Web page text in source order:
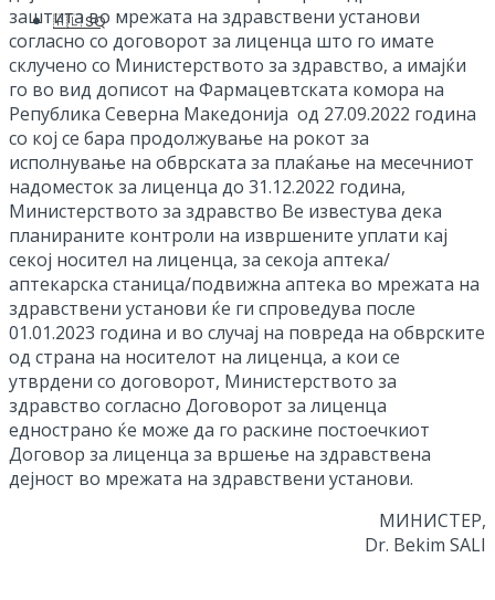
🇦🇱 SQ
заштита во мрежата на здравствени установи
согласно со договорот за лиценца што го имате
склучено со Министерството за здравство, а имајќи
го во вид дописот на Фармацевтската комора на
Република Северна Македонија од 27.09.2022 година
со кој се бара продолжување на рокот за
исполнување на обврската за плаќање на месечниот
надоместок за лиценца до 31.12.2022 година,
Министерството за здравство Ве известува дека
планираните контроли на извршените уплати кај
секој носител на лиценца, за секоја аптека/
аптекарска станица/подвижна аптека во мрежата на
здравствени установи ќе ги спроведува после
01.01.2023 година и во случај на повреда на обврските
од страна на носителот на лиценца, а кои се
утврдени со договорот, Министерството за
здравство согласно Договорот за лиценца
еднострано ќе може да го раскине постоечкиот
Договор за лиценца за вршење на здравствена
дејност во мрежата на здравствени установи.
МИНИСТЕР,
Dr. Bekim SALI